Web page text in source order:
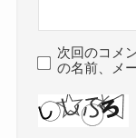
次回のコメ
の名前、メ